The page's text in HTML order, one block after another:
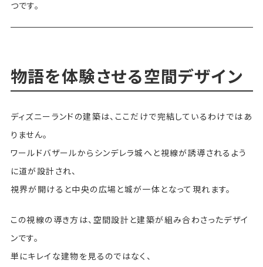
つです。
物語を体験させる空間デザイン
ディズニーランドの建築は、ここだけで完結しているわけではあ
りません。
ワールドバザールからシンデレラ城へと視線が誘導されるよう
に道が設計され、
視界が開けると中央の広場と城が一体となって現れます。
この視線の導き方は、空間設計と建築が組み合わさったデザイ
ンです。
単にキレイな建物を見るのではなく、